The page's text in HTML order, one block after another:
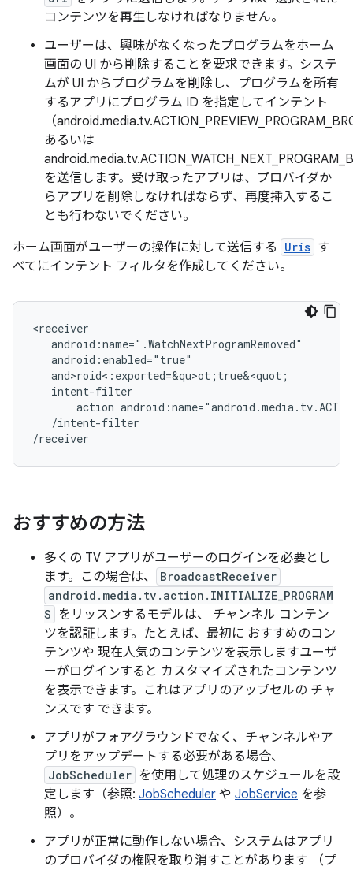
コンテンツを再生しなければなりません。
ユーザーは、興味がなくなったプログラムをホーム
画面の UI から削除することを要求できます。システ
ムが UI からプログラムを削除し、プログラムを所有
するアプリにプログラム ID を指定してインテント
（
あるいは
を送信します。受け取ったアプリは、プロバイダか
らアプリを削除しなければならず、再度挿入するこ
とも行わないでください。
ホーム画面がユーザーの操作に対して送信する
Uris す
べてにインテント フィルタを作成してください。
action
/intent-filter
おすすめの方法
多くの TV アプリがユーザーのログインを必要とし
ます。この場合は、
BroadcastReceiver
android.media.tv.action.INITIALIZE_PROGRAM
S をリッスンするモデルは、 チャンネル コンテン
ツを認証します。たとえば、最初に おすすめのコン
テンツや 現在人気のコンテンツを表示しますユーザ
ーがログインすると カスタマイズされたコンテンツ
を表示できます。これはアプリのアップセルの チャ
ンスです できます。
アプリがフォアグラウンドでなく、チャンネルやア
プリをアップデートする必要がある場合、
JobScheduler を使用して処理のスケジュールを設
定します（参照: JobScheduler や JobService を参
照）。
アプリが正常に動作しない場合、システムはアプリ
のプロバイダの権限を取り消すことがあります （プ